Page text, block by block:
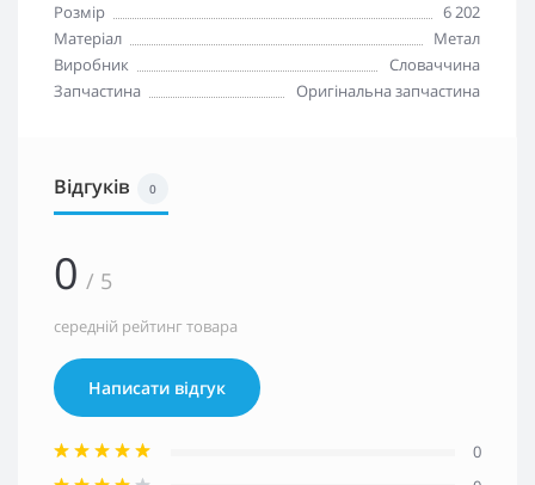
Розмір
6 202
Матеріал
Метал
Виробник
Словаччина
Запчастина
Оригінальна запчастина
Відгуків 0
0 / 5
середній рейтинг товара
Написати відгук
0